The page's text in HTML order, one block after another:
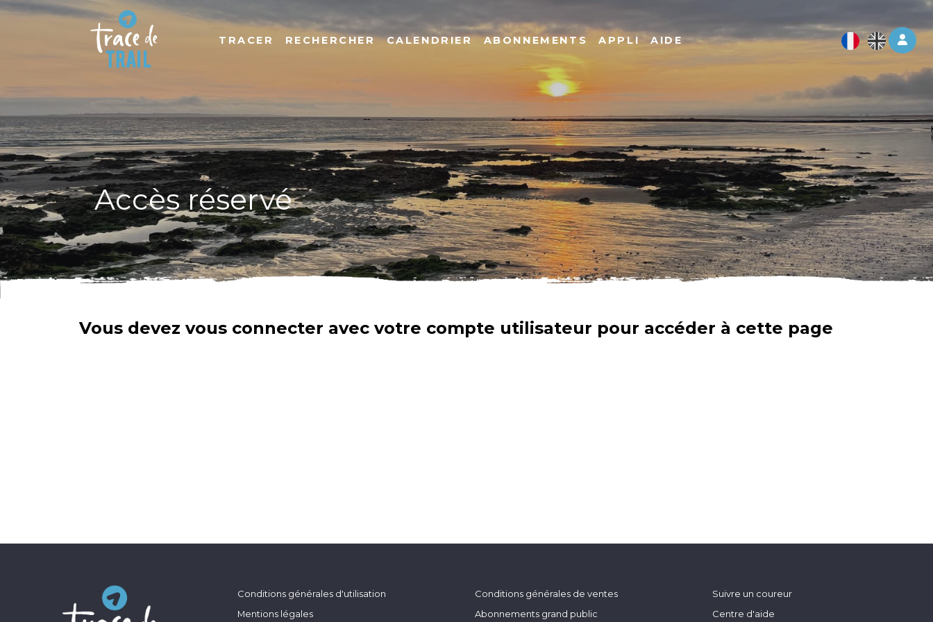
Log
TRACER RECHERCHER CALENDRIER ABONNEMENTS APPLI AIDE
Accès réservé
Vous devez vous connecter avec votre compte utilisateur pour accéder à cette page
Conditions générales d'utilisation
Mentions légales
Conditions générales de ventes
Abonnements grand public
Suivre un coureur
Centre d'aide